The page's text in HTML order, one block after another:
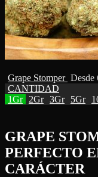
Grape Stomper Desde
CANTIDAD
1Gr
2Gr 3Gr 5Gr
GRAPE
PERFECTO
CARÁCTER